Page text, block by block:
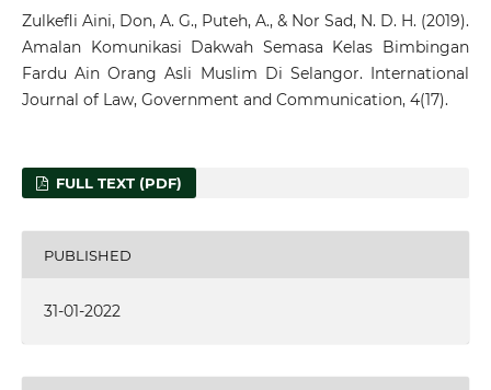
Zulkefli Aini, Don, A. G., Puteh, A., & Nor Sad, N. D. H. (2019).
Amalan Komunikasi Dakwah Semasa Kelas Bimbingan
Fardu Ain Orang Asli Muslim Di Selangor. International
Journal of Law, Government and Communication, 4(17).
FULL TEXT (PDF)
PUBLISHED
31-01-2022